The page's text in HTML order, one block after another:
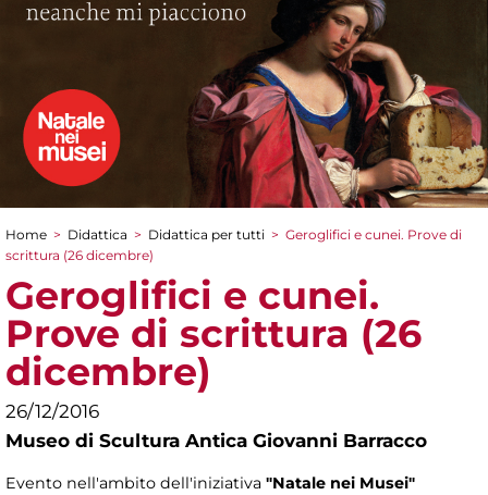
Tu sei qui
Home > Didattica > Didattica per tutti > Geroglifici e cunei. Prove di
scrittura (26 dicembre)
Geroglifici e cunei.
Prove di scrittura (26
dicembre)
26/12/2016
Museo di Scultura Antica Giovanni Barracco
Evento nell'ambito dell'iniziativa "Natale nei Musei"